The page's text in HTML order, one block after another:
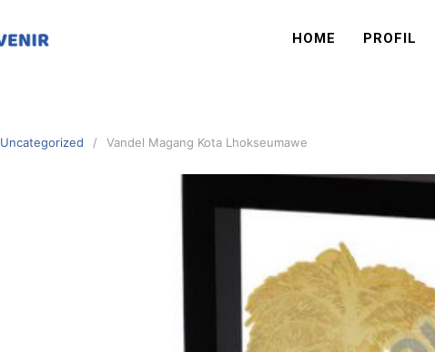
HOME PROFIL
Uncategorized Vandel Magang Kota Lhokseumawe